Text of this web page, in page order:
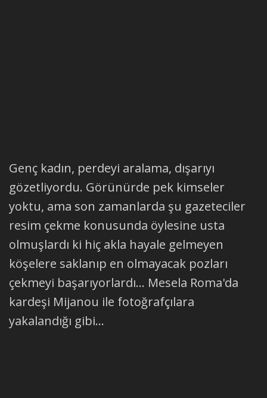
Genç kadın, perdeyi aralama, dışarıyı
gözetliyordu. Görünürde pek kimseler
yoktu, ama son zamanlarda şu gazeteciler
resim çekme konusunda öylesine usta
olmuşlardı ki hiç akla hayale gelmeyen
köşelere saklanıp en olmayacak pozları
çekmeyi başarıyorlardı... Mesela Roma'da
kardeşi Mijanou ile fotoğrafçılara
yakalandığı gibi...